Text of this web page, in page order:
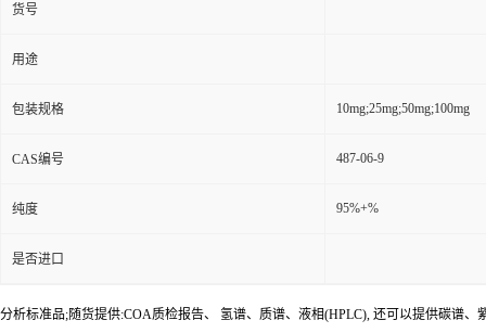
货号
用途
包装规格 10mg;25mg;50mg;100mg
CAS编号 487-06-9
纯度 95%+%
是否进口
分析标准品;随货提供:COA质检报告、 氢谱、质谱、液相(HPLC), 还可以提供碳谱